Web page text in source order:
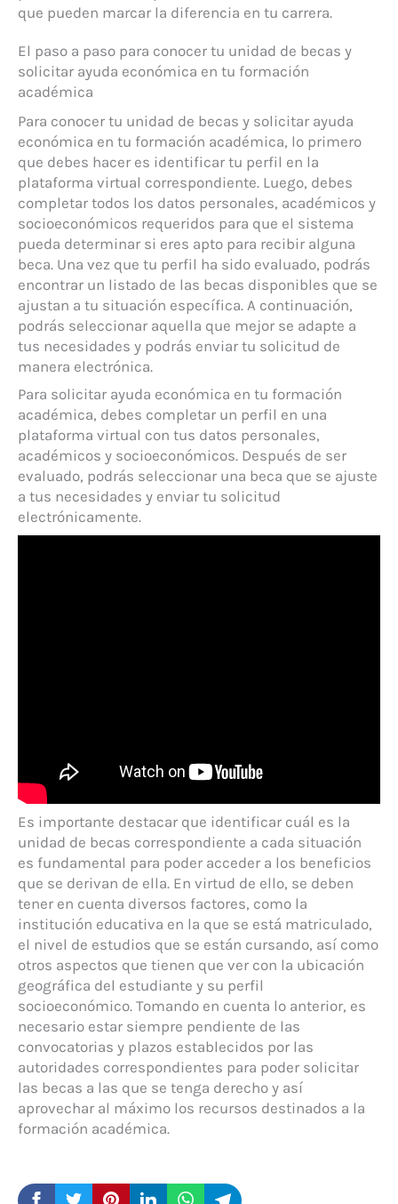
que pueden marcar la diferencia en tu carrera.
El paso a paso para conocer tu unidad de becas y
solicitar ayuda económica en tu formación
académica
Para conocer tu unidad de becas y solicitar ayuda
económica en tu formación académica, lo primero
que debes hacer es identificar tu perfil en la
plataforma virtual correspondiente. Luego, debes
completar todos los datos personales, académicos y
socioeconómicos requeridos para que el sistema
pueda determinar si eres apto para recibir alguna
beca. Una vez que tu perfil ha sido evaluado, podrás
encontrar un listado de las becas disponibles que se
ajustan a tu situación específica. A continuación,
podrás seleccionar aquella que mejor se adapte a
tus necesidades y podrás enviar tu solicitud de
manera electrónica.
Para solicitar ayuda económica en tu formación
académica, debes completar un perfil en una
plataforma virtual con tus datos personales,
académicos y socioeconómicos. Después de ser
evaluado, podrás seleccionar una beca que se ajuste
a tus necesidades y enviar tu solicitud
electrónicamente.
Es importante destacar que identificar cuál es la
unidad de becas correspondiente a cada situación
es fundamental para poder acceder a los beneficios
que se derivan de ella. En virtud de ello, se deben
tener en cuenta diversos factores, como la
institución educativa en la que se está matriculado,
el nivel de estudios que se están cursando, así como
otros aspectos que tienen que ver con la ubicación
geográfica del estudiante y su perfil
socioeconómico. Tomando en cuenta lo anterior, es
necesario estar siempre pendiente de las
convocatorias y plazos establecidos por las
autoridades correspondientes para poder solicitar
las becas a las que se tenga derecho y así
aprovechar al máximo los recursos destinados a la
formación académica.